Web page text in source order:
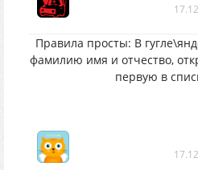
Правила просты: В
фамилию имя и отчество,
первую в